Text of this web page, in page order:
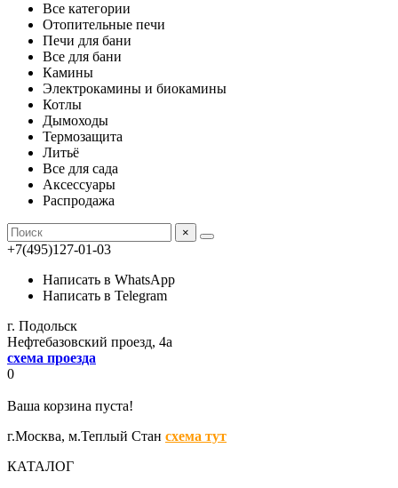
Все категории
Отопительные печи
Печи для бани
Все для бани
Камины
Электрокамины и биокамины
Котлы
Дымоходы
Термозащита
Литьё
Все для сада
Аксессуары
Распродажа
×
+7(495)127-01-03
Написать в WhatsApp
Написать в Telegram
г. Подольск
Нефтебазовский проезд, 4а
схема проезда
0
Ваша корзина пуста!
г.Москва, м.Теплый Стан схема тут
КАТАЛОГ